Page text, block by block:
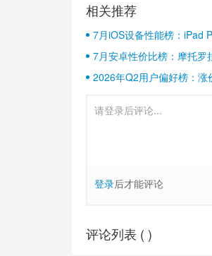
相关推荐
7月iOS设备性能榜：iPad
7月安卓性价比榜：摩托罗
2026年Q2用户偏好榜：涨
登录后才能评论
评论列表 ( )